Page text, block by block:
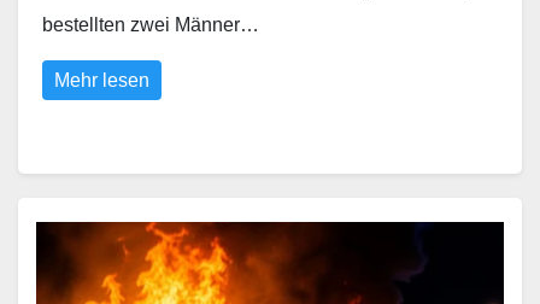
bestellten zwei Männer…
Mehr lesen